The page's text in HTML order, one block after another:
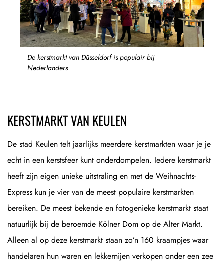
De kerstmarkt van Düsseldorf is populair bij
Nederlanders
KERSTMARKT VAN KEULEN
De stad Keulen telt jaarlijks meerdere kerstmarkten waar je je
echt in een kerstsfeer kunt onderdompelen. Iedere kerstmarkt
heeft zijn eigen unieke uitstraling en met de Weihnachts-
Express kun je vier van de meest populaire kerstmarkten
bereiken. De meest bekende en fotogenieke kerstmarkt staat
natuurlijk bij de beroemde Kölner Dom op de Alter Markt.
Alleen al op deze kerstmarkt staan zo’n 160 kraampjes waar
handelaren hun waren en lekkernijen verkopen onder een zee